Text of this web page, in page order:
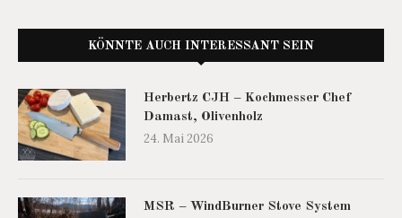
KÖNNTE AUCH INTERESSANT SEIN
Herbertz CJH – Kochmesser Chef
Damast, Olivenholz
24. Mai 2026
MSR – WindBurner Stove System